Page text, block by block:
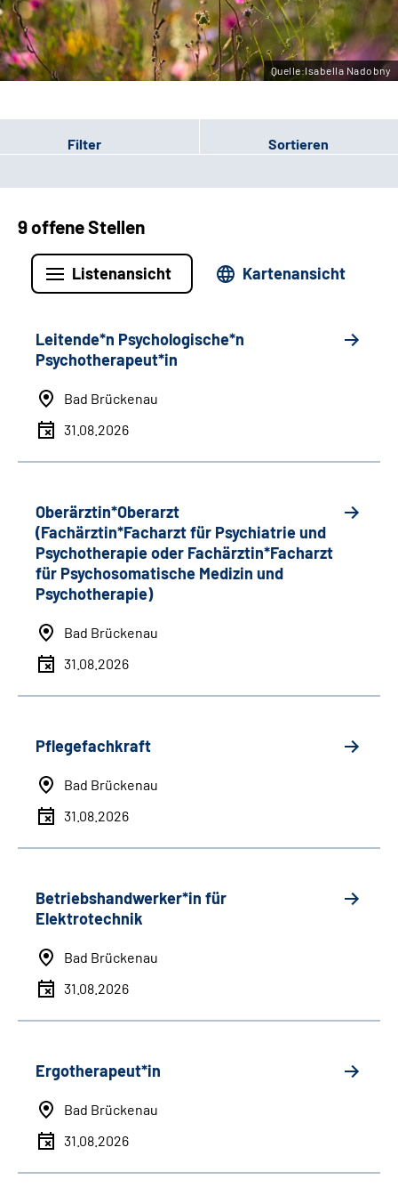
Leichte Sprache
Gebärdensprache
Quelle:Isabella Nadobny
Filter Sortieren
9 offene Stellen
Listenansicht Kartenansicht
Leitende*n Psychologische*n
Psychotherapeut*in
Bad Brückenau
31.08.2026
Oberärztin*Oberarzt
(Fachärztin*Facharzt für Psychiatrie und
Psychotherapie oder Fachärztin*Facharzt
für Psychosomatische Medizin und
Psychotherapie)
Bad Brückenau
31.08.2026
Pflegefachkraft
Bad Brückenau
31.08.2026
Betriebshandwerker*in für
Elektrotechnik
Bad Brückenau
31.08.2026
Ergotherapeut*in
Bad Brückenau
31.08.2026